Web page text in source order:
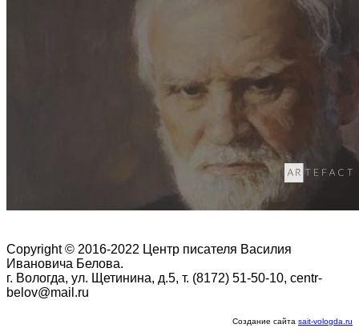
Copyright © 2016-2022 Центр писателя Василия
Ивановича Белова.
г. Вологда, ул. Щетинина, д.5, т. (8172) 51-50-10, centr-
belov@mail.ru
Создание сайта sait-vologda.ru